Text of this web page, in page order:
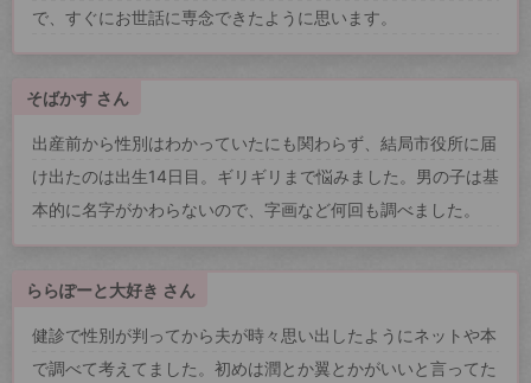
で、すぐにお世話に専念できたように思います。
そばかす さん
出産前から性別はわかっていたにも関わらず、結局市役所に届
け出たのは出生14日目。ギリギリまで悩みました。男の子は基
本的に名字がかわらないので、字画など何回も調べました。
ららぽーと大好き さん
健診で性別が判ってから夫が時々思い出したようにネットや本
で調べて考えてました。初めは潤とか翼とかがいいと言ってた